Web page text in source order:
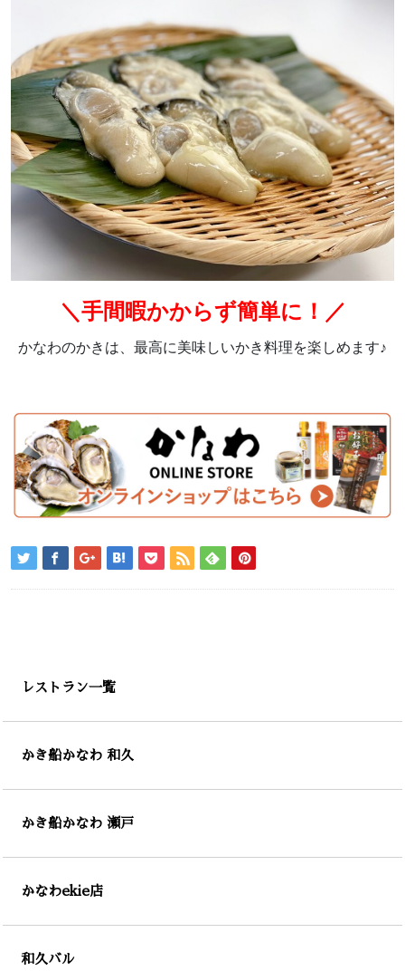
＼手間暇かからず簡単に！／
かなわのかきは、最高に美味しいかき料理を楽しめます♪
レストラン一覧
かき船かなわ 和久
かき船かなわ 瀬戸
かなわekie店
和久バル